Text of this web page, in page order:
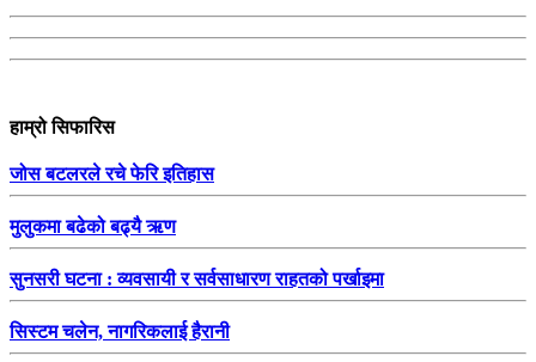
हाम्रो सिफारिस
जोस बटलरले रचे फेरि इतिहास
मुलुकमा बढेको बढ्यै ऋण
सुनसरी घटना : व्यवसायी र सर्वसाधारण राहतको पर्खाइमा
सिस्टम चलेन, नागरिकलाई हैरानी